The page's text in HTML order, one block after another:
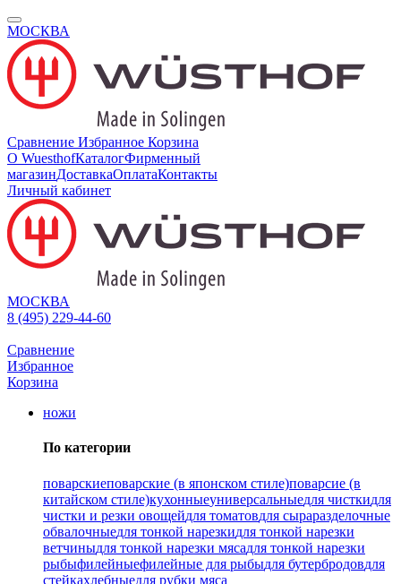
МОСКВА
Сравнение Избранное Корзина
О WuesthofКаталогФирменный
магазинДоставкаОплатаКонтакты
Личный кабинет
МОСКВА
8 (495) 229-44-60
Сравнение
Избранное
Корзина
ножи
По категории
поварскиеповарские (в японском стиле)поварсие (в
китайском стиле)кухонныеуниверсальныедля чисткидля
чистки и резки овощейдля томатовдля сыраразделочные
обвалочныедля тонкой нарезкидля тонкой нарезки
ветчиныдля тонкой нарезки мясадля тонкой нарезки
рыбыфилейныефилейные для рыбыдля бутербродовдля
стейкахлебныедля рубки мяса